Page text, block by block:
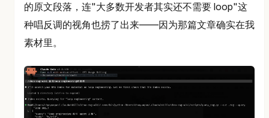
的原文段落，连"大多数开发者其实还不需要 loop"这
种唱反调的视角也捞了出来——因为那篇文章确实在我
素材里。